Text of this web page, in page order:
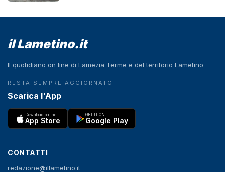
il Lametino.it
Il quotidiano on line di Lamezia Terme e del territorio Lametino
RESTA SEMPRE AGGIORNATO
Scarica l'App
Download on the
App Store
GET IT ON
Google Play
CONTATTI
redazione@illametino.it